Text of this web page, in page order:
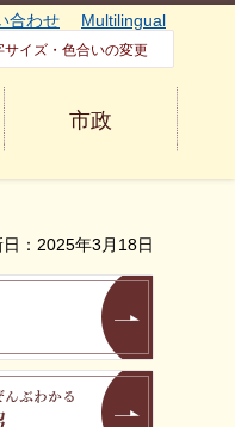
合わせ Multilingual
サイズ・色合いの変更
市政
日：2025年3月18日